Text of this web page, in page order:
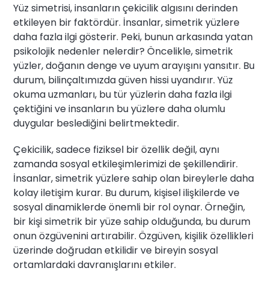
Yüz simetrisi, insanların çekicilik algısını derinden
etkileyen bir faktördür. İnsanlar, simetrik yüzlere
daha fazla ilgi gösterir. Peki, bunun arkasında yatan
psikolojik nedenler nelerdir? Öncelikle, simetrik
yüzler, doğanın denge ve uyum arayışını yansıtır. Bu
durum, bilinçaltımızda güven hissi uyandırır. Yüz
okuma uzmanları, bu tür yüzlerin daha fazla ilgi
çektiğini ve insanların bu yüzlere daha olumlu
duygular beslediğini belirtmektedir.
Çekicilik, sadece fiziksel bir özellik değil, aynı
zamanda sosyal etkileşimlerimizi de şekillendirir.
İnsanlar, simetrik yüzlere sahip olan bireylerle daha
kolay iletişim kurar. Bu durum, kişisel ilişkilerde ve
sosyal dinamiklerde önemli bir rol oynar. Örneğin,
bir kişi simetrik bir yüze sahip olduğunda, bu durum
onun özgüvenini artırabilir. Özgüven, kişilik özellikleri
üzerinde doğrudan etkilidir ve bireyin sosyal
ortamlardaki davranışlarını etkiler.